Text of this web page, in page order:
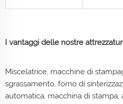
I vantaggi delle nostre
Miscelatrice, macchine di
sgrassamento, forno di
automatica, macchina di stampa,